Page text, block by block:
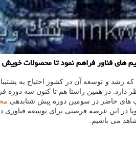
های فناور فراهم نمود تا محصولات
و توسعه آن در کشور احتیاج به
در همین راستا هم تا کنون سه دوره
های حاضر در سومین دوره پیش شتابدهی
در این عرصه فرصتی برای توسعه